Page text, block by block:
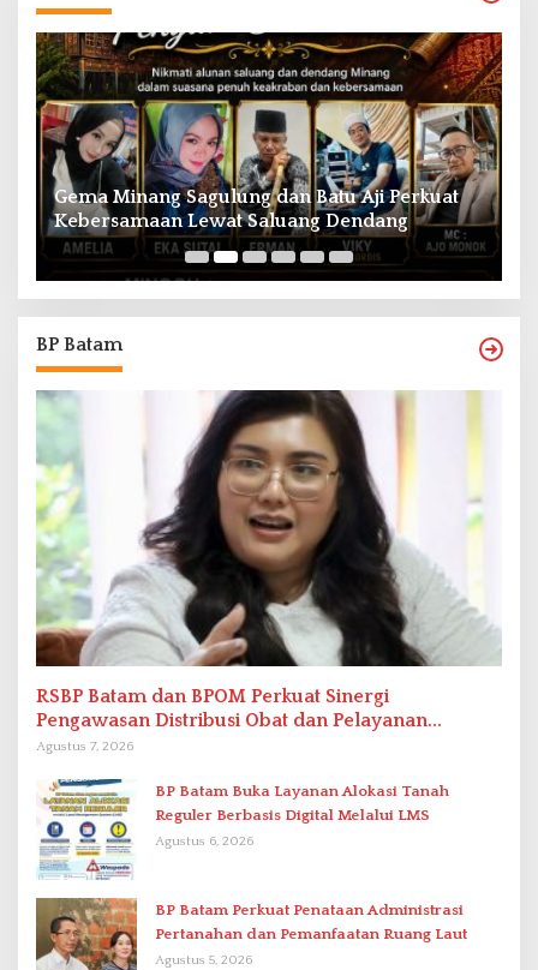
Gema Minang Sagulung dan Batu Aji Perkuat
Kebersamaan Lewat Saluang Dendang
BP Batam
RSBP Batam dan BPOM Perkuat Sinergi
Pengawasan Distribusi Obat dan Pelayanan
Kefarmasian
Agustus 7, 2026
BP Batam Buka Layanan Alokasi Tanah
Reguler Berbasis Digital Melalui LMS
Agustus 6, 2026
BP Batam Perkuat Penataan Administrasi
Pertanahan dan Pemanfaatan Ruang Laut
Agustus 5, 2026